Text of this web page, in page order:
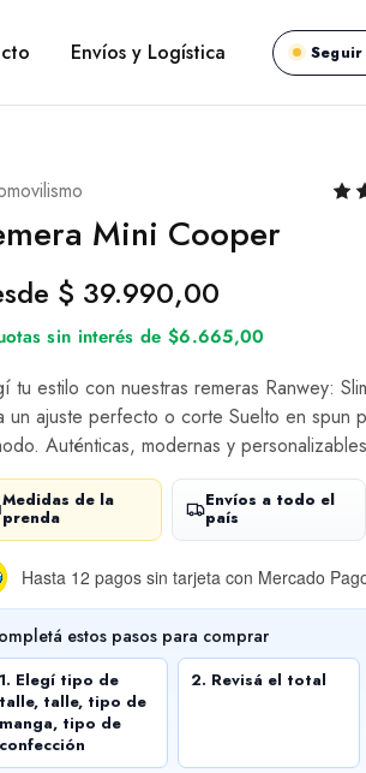
Envíos y Logística
Mini Cooper
$ 39.990,00
sin interés de $6.665,00
tu estilo con nuestras remeras Ranwey:
un ajuste perfecto o corte Suelto en spun
Auténticas, modernas y
Medidas de la
prenda
Envíos a todo el
país
Hasta 12 pagos sin tarjeta con Mercado
estos pasos para comprar
1. Elegí tipo de
talle, talle, tipo de
manga, tipo de
confección
2. Revisá el total